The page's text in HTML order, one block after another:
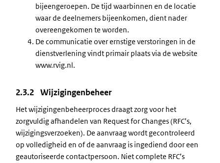
bijeengeroepen. De tijd waarbinnen en de locatie
waar de deelnemers bijeenkomen, dient nader
overeengekomen te worden.
De communicatie over ernstige verstoringen in de
dienstverlening vindt primair plaats via de website
www.rvig.nl.
2.3.2 Wijzigingenbeheer
Het wijzigingenbeheerproces draagt zorg voor het
zorgvuldig afhandelen van Request for Changes (RFC’s,
wijzigingsverzoeken). De aanvraag wordt gecontroleerd
op volledigheid en of de aanvraag is ingediend door een
geautoriseerde contactpersoon. Niet complete RFC’s